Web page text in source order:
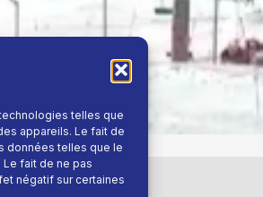
telles que
appareils. Le fait de
données telles que le
fait de ne pas
négatif sur certaines